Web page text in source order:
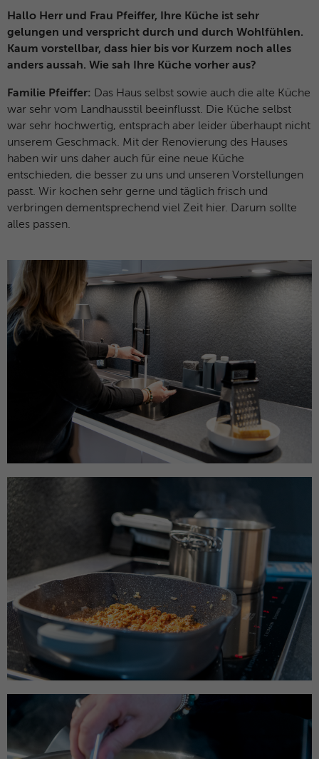
Hallo Herr und Frau Pfeiffer, Ihre Küche ist sehr
gelungen und verspricht durch und durch Wohlfühlen.
Kaum vorstellbar, dass hier bis vor Kurzem noch alles
anders aussah. Wie sah Ihre Küche vorher aus?
Familie Pfeiffer: Das Haus selbst sowie auch die alte Küche
war sehr vom Landhausstil beeinflusst. Die Küche selbst
war sehr hochwertig, entsprach aber leider überhaupt nicht
unserem Geschmack. Mit der Renovierung des Hauses
haben wir uns daher auch für eine neue Küche
entschieden, die besser zu uns und unseren Vorstellungen
passt. Wir kochen sehr gerne und täglich frisch und
verbringen dementsprechend viel Zeit hier. Darum sollte
alles passen.
Microsoft Clarity
Zweck
Verbindet mehrere Seitenaufrufe eines
Benutzers zu einer einzigen Clarity-
Sitzungsaufzeichnung.
Name CLID
Anbieter Microsoft Clarity
Laufzeit
Zweck
ersten Mal auf einer Site gesehen hat, die
Clarity verwendet.
Name ANONCHK
Microsoft Clarity
10 Minuten
Gibt an, ob MUID an ANID , ein Cookie für
Werbezwecke, übertragen wird . Clarity
verwendet keine ANID, daher ist dieser
HERR
Microsoft Clarity
Laufzeit Browsersession
Zweck Gibt an, ob MUID aktualisiert werden soll.
Name
1 Jahr
Identifiziert eindeutige Webbrowser, die